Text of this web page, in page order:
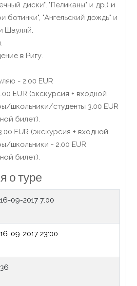
диски", "Пеликаны" и др.) и
ботинки", "Ангельский дождь" и
Шауляй.
в Ригу.
- 2.00 EUR
EUR (экскурсия + входной
школьники/студенты 3.00 EUR
билет).
EUR (экскурсия + входной
школьники - 2.00 EUR
билет).
о туре
16-09-2017 7:00
16-09-2017 23:00
36